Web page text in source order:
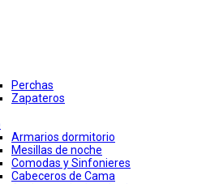
Perchas
Zapateros
Armarios dormitorio
Mesillas de noche
Comodas y Sinfonieres
Cabeceros de Cama